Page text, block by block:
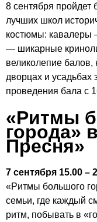
8 сентября пройдет
лучших школ
костюмы:
— шикарные
великолепие
дворцах и
проведения бала с
«Ритмы
города»
Пресня»
7 сентября 15.00 –
«Ритмы большого
семьи, где каждый
ритм, побывать в